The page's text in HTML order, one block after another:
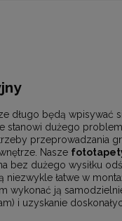
długo będą wpisywać
stanowi dużego
przeprowadzania
Nasze
bez dużego wysiłku
niezwykle łatwe w
wykonać ją
i uzyskanie